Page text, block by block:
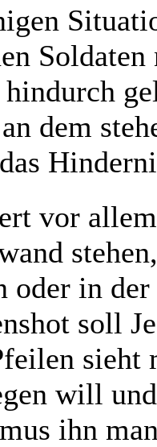
hindurch
dem
vor
oder in
soll
sieht
will
ihn